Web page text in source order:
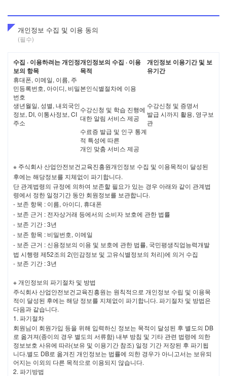
제 2 장 서비스 이용 계약
이용계약은 사이트 회원으로 등록하길 희망한 자의 이용신청에 대한
회사의 이용 승낙에 의하여 성립합니다.
제 6조 이용 신청 시 기재 사항
이용 신청 시 사이트의 회원 가입 화면에서 회사가 요청하는 소정의 정
보를 온라인 양식의 신청서에 기재하여야 합니다.
회사는 회원이 제6조에서 정한 사항을 정확히 기재하고 본 약관
에 동의할 때 서비스의 이용신청을 승낙 합니다.
회사는 다음 각호의 경우에는 이용신청의 승낙을 유보할 수 있습
니다.
기술상 서비스 제공이 불가능한 경우
제6조의 기재사항에 허위, 기재누락, 도용, 오기가 있는 경
우
다른 사람 명의로 이용신청을 하였을 때
이용 신청 시 내용을 허위로 기재 하였을 때
이용 신청자가 이전에 회원자격을 상실한 사실이 있는 경
우
회원의 자격에 따라 서비스 이용범위는 세분화 될 수 있습니다.
제 3 장 서비스의 이용
제 8조 서비스의 이용게시
회사는 회원의 이용 신청을 승인한 때부터 서비스를 개시합니다.
단, 유료 서비스를 포함한 일부 서비스의 경우에는 결제가 완료된
이후 또는 회사에서 지정한 일자부터 서비스를 개시합니다.
회사의 업무상 또는 기술상의 장애로 인하여 서비스를 개시하지
못하는 경우에는 사이트에 공지하거나 회원에게 통지합니다.
개인정보 수집 및 이용 동의
(필수)
수집 · 이용하려는 개인정
보의 항목
개인정보의 수집 · 이용
목적
개인정보 이용기간 및 보
유기간
휴대폰, 이메일, 이름, 주
민등록번호, 아이디, 비밀
번호
본인식별절차에 이용
수강신청 및 증명서
발급 시까지 활용, 영구보
관
생년월일, 성별, 내외국인
정보, DI, 이통사정보, CI
주소
수강신청 및 학습 진행에
대한 알림 서비스 제공
수료증 발급 및 인구 통계
적 특성에 따른
개인 맞춤 서비스 제공
※ 주식회사 산업안전보건교육진흥원개인정보 수집 및 이용목적이 달성된
후에는 해당정보를 지체없이 파기합니다.
단 관계법령의 규정에 의하여 보존할 필요가 있는 경우 아래와 같이 관계법
령에서 정한 일정기간 동안 회원정보를 보관합니다.
- 보존 항목 : 이름, 아이디, 휴대폰
- 보존 근거 : 전자상거래 등에서의 소비자 보호에 관한 법률
- 보존 기간 : 3년
- 보존 항목 : 비밀번호, 이메일
- 보존 근거 : 신용정보의 이용 및 보호에 관한 법률, 국민평생직업능력개발
법 시행령 제52조의 2(민감정보 및 고유식별정보의 처리)에 의거 수집
- 보존 기간 : 3년
※ 개인정보의 파기절차 및 방법
주식회사 산업안전보건교육진흥원는 원칙적으로 개인정보 수립 및 이용목
적이 달성된 후에는 해당 정보를 지체없이 파기합니다. 파기절차 및 방법은
다음과 같습니다.
1. 파기절차
회원님이 회원가입 등을 위해 입력하신 정보는 목적이 달성된 후 별도의 DB
로 옮겨져(종이의 경우 별도의 서류함) 내부 방침 및 기타 관련 법령에 의한
정보보호 사유에 따라(보유 및 이용기간 참조) 일정 기간 저장된 후 파기됩
니다.별도 DB로 옮겨진 개인정보는 법률에 의한 경우가 아니고서는 보유되
어지는 이외의 다른 목적으로 이용되지 않습니다.
2. 파기방법